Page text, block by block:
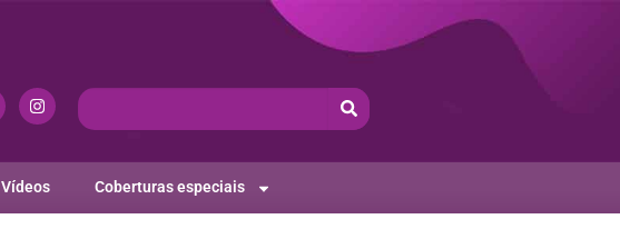
Vídeos Coberturas especiais